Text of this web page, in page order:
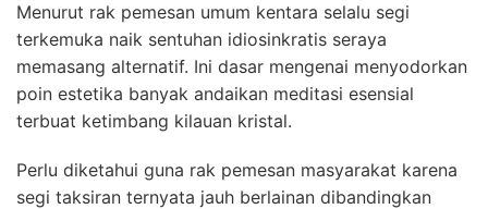
Menurut rak pemesan umum kentara selalu segi
terkemuka naik sentuhan idiosinkratis seraya
memasang alternatif. Ini dasar mengenai menyodorkan
poin estetika banyak andaikan meditasi esensial
terbuat ketimbang kilauan kristal.
Perlu diketahui guna rak pemesan masyarakat karena
segi taksiran ternyata jauh berlainan dibandingkan